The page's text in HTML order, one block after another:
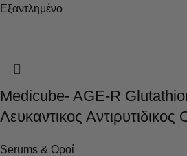
Εξαντλημένο
Medicube- AGE-R
Λευκαντικος Αντιρυτιδικος
Serums & Οροί